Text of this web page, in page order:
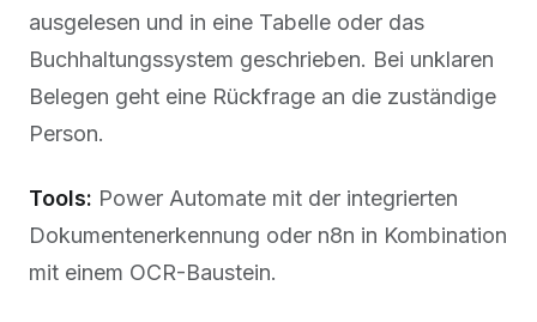
ausgelesen und in eine Tabelle oder das
Buchhaltungssystem geschrieben. Bei unklaren
Belegen geht eine Rückfrage an die zuständige
Person.
Tools: Power Automate mit der integrierten
Dokumentenerkennung oder n8n in Kombination
mit einem OCR-Baustein.